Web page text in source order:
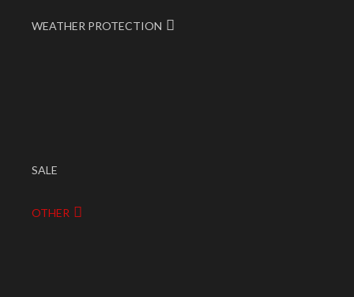
WEATHER PROTECTION
SALE
OTHER